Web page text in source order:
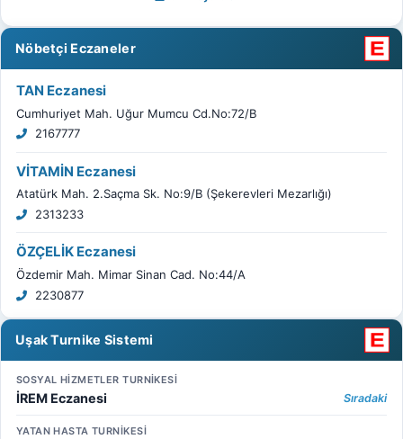
Nöbetçi Eczaneler
TAN Eczanesi
Cumhuriyet Mah. Uğur Mumcu Cd.No:72/B
2167777
VİTAMİN Eczanesi
Atatürk Mah. 2.Saçma Sk. No:9/B (Şekerevleri Mezarlığı)
2313233
ÖZÇELİK Eczanesi
Özdemir Mah. Mimar Sinan Cad. No:44/A
2230877
Uşak Turnike Sistemi
SOSYAL HİZMETLER TURNİKESİ
İREM Eczanesi Sıradaki
YATAN HASTA TURNİKESİ